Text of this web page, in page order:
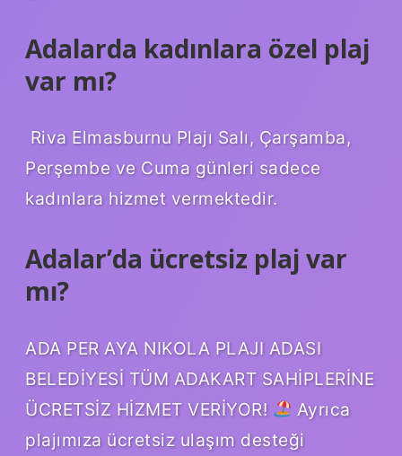
Adalarda kadınlara özel plaj
var mı?
Riva Elmasburnu Plajı Salı, Çarşamba,
Perşembe ve Cuma günleri sadece
kadınlara hizmet vermektedir.
Adalar’da ücretsiz plaj var
mı?
ADA PER AYA NIKOLA PLAJI ADASI
BELEDİYESİ TÜM ADAKART SAHİPLERİNE
ÜCRETSİZ HİZMET VERİYOR!
Ayrıca
plajımıza ücretsiz ulaşım desteği